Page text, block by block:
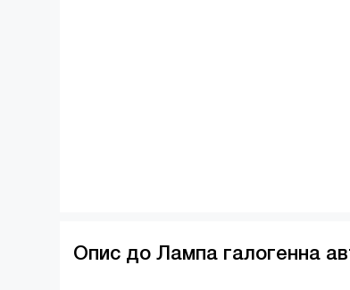
Опис до Лампа галогенна